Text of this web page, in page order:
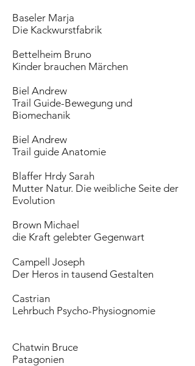
Baseler Marja
Die Kackwurstfabrik
Bettelheim Bruno
Kinder brauchen Märchen
Biel Andrew
Trail Guide-Bewegung und
Biomechanik
Biel Andrew
Trail guide Anatomie
Blaffer Hrdy Sarah
Mutter Natur. Die weibliche Seite der
Evolution
Brown Michael
die Kraft gelebter Gegenwart
Campell Joseph
Der Heros in tausend Gestalten
Castrian
Lehrbuch Psycho-Physiognomie
Chatwin Bruce
Patagonien